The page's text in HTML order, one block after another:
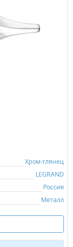
Хром-глянец
LEGRAND
Россия
Металл